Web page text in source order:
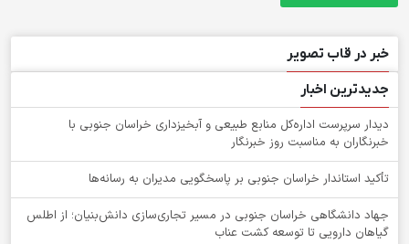
خبر در قاب تصویر
جدیدترین اخبار
دیدار سرپرست اداره‌کل منابع طبیعی و آبخیزداری خراسان جنوبی با
خبرنگاران به مناسبت روز خبرنگار
تأکید استاندار خراسان جنوبی بر پاسخگویی مدیران به رسانه‌ها
جهاد دانشگاهی خراسان جنوبی در مسیر تجاری‌سازی دانش‌بنیان؛ از اطلس
گیاهان دارویی تا توسعه کشت عناب